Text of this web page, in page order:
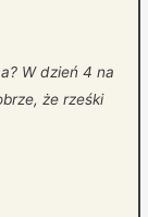
W dzień 4 na
że rześki